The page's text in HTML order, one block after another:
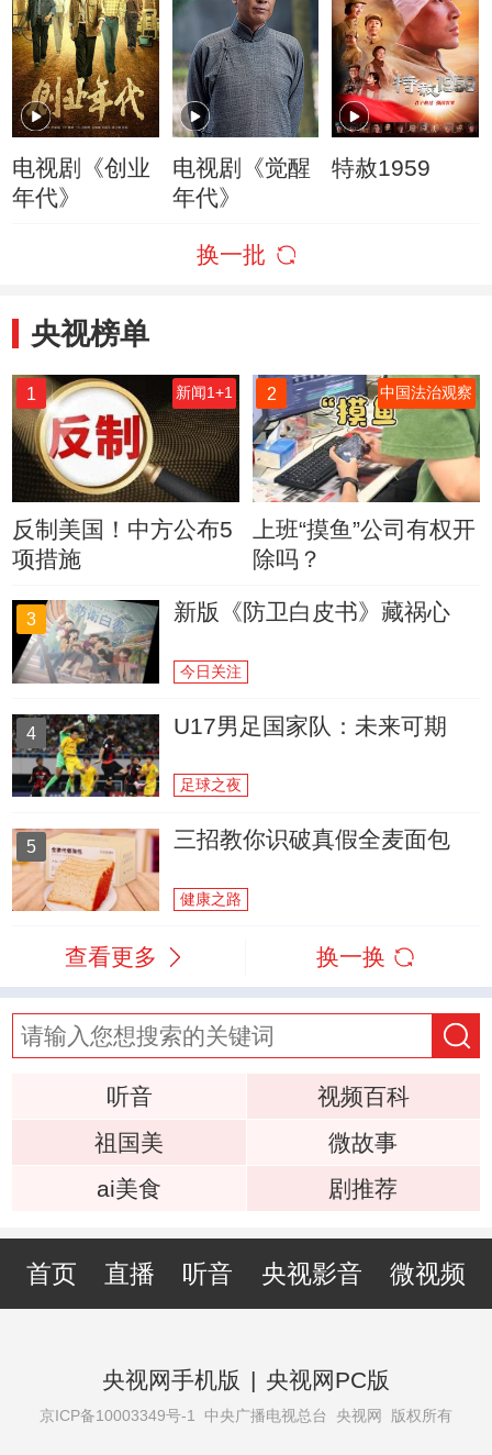
电视剧《创业
年代》
电视剧《觉醒
年代》
特赦1959
换一批
央视榜单
1 新闻1+1
反制美国！中方公布5
项措施
2 中国法治观察
上班“摸鱼”公司有权开
除吗？
3 新版《防卫白皮书》藏祸心
今日关注
4 U17男足国家队：未来可期
足球之夜
5 三招教你识破真假全麦面包
健康之路
查看更多 换一换
听音
视频百科
祖国美
微故事
ai美食
剧推荐
首页 直播 听音 央视影音 微视频
央视网手机版 | 央视网PC版
京ICP备10003349号-1 中央广播电视总台 央视网 版权所有